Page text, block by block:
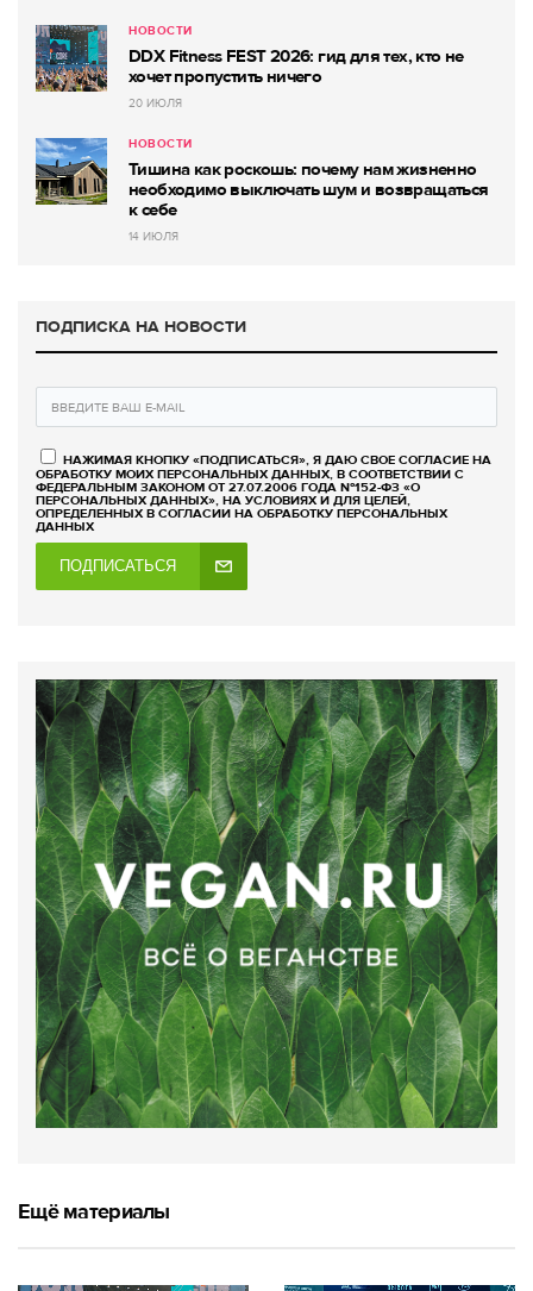
НОВОСТИ
DDX Fitness FEST 2026: гид для тех, кто не
хочет пропустить ничего
20 ИЮЛЯ
НОВОСТИ
Тишина как роскошь: почему нам жизненно
необходимо выключать шум и возвращаться
к себе
14 ИЮЛЯ
ПОДПИСКА НА НОВОСТИ
НАЖИМАЯ КНОПКУ «ПОДПИСАТЬСЯ», Я ДАЮ СВОЕ СОГЛАСИЕ НА
ОБРАБОТКУ МОИХ ПЕРСОНАЛЬНЫХ ДАННЫХ, В СООТВЕТСТВИИ С
ФЕДЕРАЛЬНЫМ ЗАКОНОМ ОТ 27.07.2006 ГОДА №152-ФЗ «О
ПЕРСОНАЛЬНЫХ ДАННЫХ», НА УСЛОВИЯХ И ДЛЯ ЦЕЛЕЙ,
ОПРЕДЕЛЕННЫХ В СОГЛАСИИ НА ОБРАБОТКУ ПЕРСОНАЛЬНЫХ
ДАННЫХ
ПОДПИСАТЬСЯ
Ещё материалы